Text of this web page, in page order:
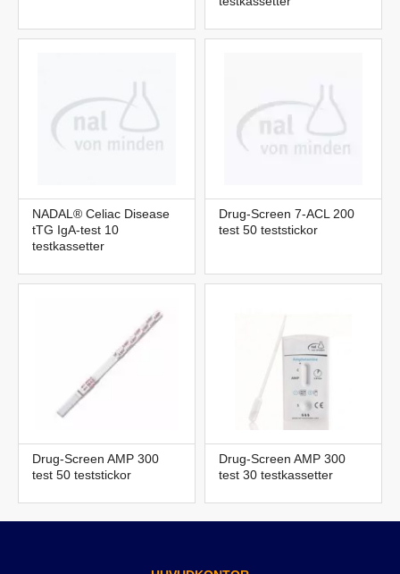
NADAL® Celiac Disease
tTG IgA-test 10
testkassetter
Drug-Screen 7-ACL 200
test 50 teststickor
Drug-Screen AMP 300
test 50 teststickor
Drug-Screen AMP 300
test 30 testkassetter